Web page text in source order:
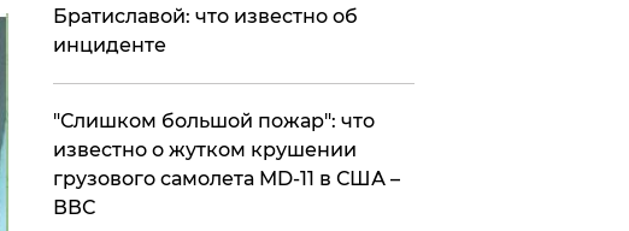
Братиславой: что известно об
инциденте
"Слишком большой пожар": что
известно о жутком крушении
грузового самолета MD-11 в США –
ВВС